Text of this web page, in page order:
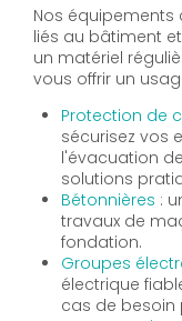
Nos équipements
liés au bâtiment
un matériel
vous offrir un
Protection de
sécurisez vos
l'évacuation
solutions
Bétonnières :
travaux de
fondation.
Groupes
électrique
cas de besoin